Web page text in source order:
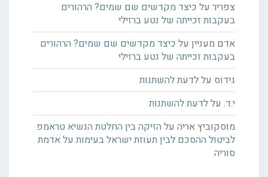
צפרירעל כיצד מקדשים שם שמים? הרהורים
בעקבות זכייתה של נטע ברזילי
אדם מענייןעל כיצד מקדשים שם שמים? הרהורים
בעקבות זכייתה של נטע ברזילי
גידוס עללדעת להשתנות
י.ד.עללדעת להשתנות
מוסקוביץ אריהעל הזיקה בין החלטת הנשיא טראמפ
לביטול ההסכם לבין תעוזת ישראל בעימות על אדמת
סוריה